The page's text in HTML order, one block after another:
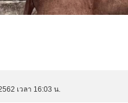
เวลา 16:03 น.